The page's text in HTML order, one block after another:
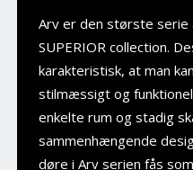
Arv er den største serie
SUPERIOR collection.
karakteristisk, at man
stilmæssigt og
enkelte rum og stadig
sammenhængende
døre i Arv serien fås